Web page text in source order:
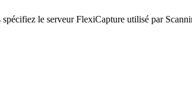
spécifiez le serveur FlexiCapture utilisé par